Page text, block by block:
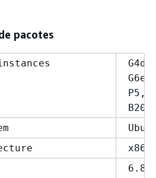
pacotes
P5,